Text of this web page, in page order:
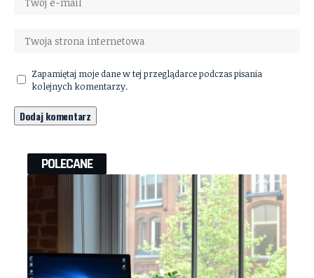
Zapamiętaj moje dane w tej przeglądarce podczas pisania
kolejnych komentarzy.
POLECANE